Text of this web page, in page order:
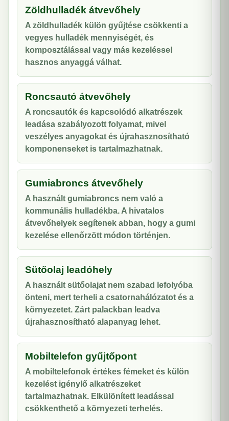
Zöldhulladék átvevőhely
A zöldhulladék külön gyűjtése csökkenti a
vegyes hulladék mennyiségét, és
komposztálással vagy más kezeléssel
hasznos anyaggá válhat.
Roncsautó átvevőhely
A roncsautók és kapcsolódó alkatrészek
leadása szabályozott folyamat, mivel
veszélyes anyagokat és újrahasznosítható
komponenseket is tartalmazhatnak.
Gumiabroncs átvevőhely
A használt gumiabroncs nem való a
kommunális hulladékba. A hivatalos
átvevőhelyek segítenek abban, hogy a gumi
kezelése ellenőrzött módon történjen.
Sütőolaj leadóhely
A használt sütőolajat nem szabad lefolyóba
önteni, mert terheli a csatornahálózatot és a
környezetet. Zárt palackban leadva
újrahasznosítható alapanyag lehet.
Mobiltelefon gyűjtőpont
A mobiltelefonok értékes fémeket és külön
kezelést igénylő alkatrészeket
tartalmazhatnak. Elkülönített leadással
csökkenthető a környezeti terhelés.